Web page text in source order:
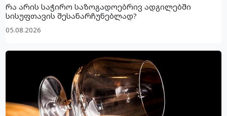
რა არის საჭირო საზოგადოებრივ ადგილებში
სისუფთავის შესანარჩუნებლად?
05.08.2026